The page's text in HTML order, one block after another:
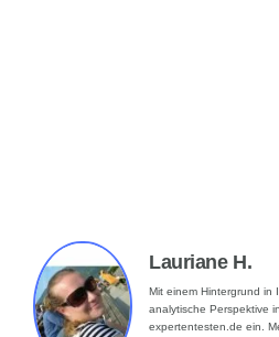
Lauriane H.
Mit einem Hintergrund in
analytische Perspektive
expertentesten.de ein.